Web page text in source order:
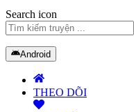
Search icon
Android
THEO DÕI